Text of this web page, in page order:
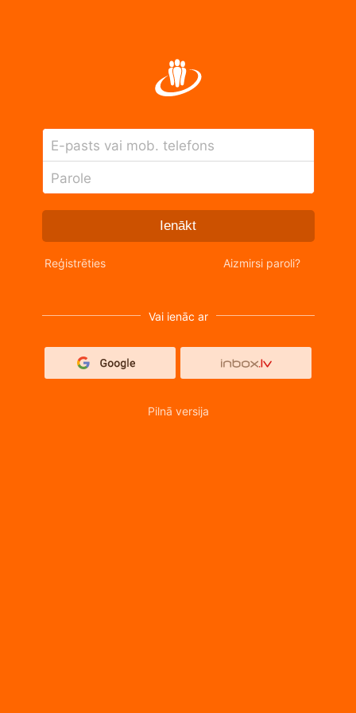
E-pasts vai mob. telefons
Parole
Ienākt
Reģistrēties Aizmirsi paroli?
Vai ienāc ar
Pilnā versija